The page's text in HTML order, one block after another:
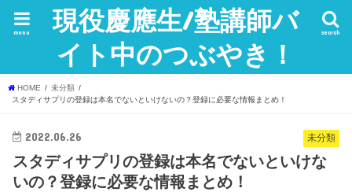
現役慶應生/塾講師バ
イト中のつぶやき！
search
menu
HOME
未分類
スタディサプリの登録は本名でないといけないの？登録に必要な情報まとめ！
未分類
2022.06.26
スタディサプリの登録は本名でないといけな
いの？登録に必要な情報まとめ！